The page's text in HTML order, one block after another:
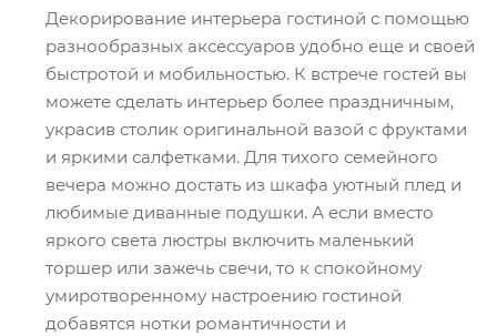
Декорирование интерьера гостиной с помощью
разнообразных аксессуаров удобно еще и своей
быстротой и мобильностью. К встрече гостей вы
можете сделать интерьер более праздничным,
украсив столик оригинальной вазой с фруктами
и яркими салфетками. Для тихого семейного
вечера можно достать из шкафа уютный плед и
любимые диванные подушки. А если вместо
яркого света люстры включить маленький
торшер или зажечь свечи, то к спокойному
умиротворенному настроению гостиной
добавятся нотки романтичности и